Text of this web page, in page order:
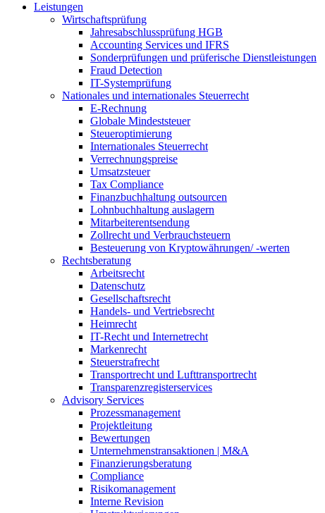
Leistungen
Wirtschaftsprüfung
Jahresabschlussprüfung HGB
Accounting Services und IFRS
Sonderprüfungen und prüferische Dienstleistungen
Fraud Detection
IT-Systemprüfung
Nationales und internationales Steuerrecht
E-Rechnung
Globale Mindeststeuer
Steueroptimierung
Internationales Steuerrecht
Verrechnungspreise
Umsatzsteuer
Tax Compliance
Finanzbuchhaltung outsourcen
Lohnbuchhaltung auslagern
Mitarbeiterentsendung
Zollrecht und Verbrauchsteuern
Besteuerung von Kryptowährungen/ -werten
Rechtsberatung
Arbeitsrecht
Datenschutz
Gesellschaftsrecht
Handels- und Vertriebsrecht
Heimrecht
IT-Recht und Internetrecht
Markenrecht
Steuerstrafrecht
Transportrecht und Lufttransportrecht
Transparenzregisterservices
Advisory Services
Prozessmanagement
Projektleitung
Bewertungen
Unternehmenstransaktionen | M&A
Finanzierungsberatung
Compliance
Risikomanagement
Interne Revision